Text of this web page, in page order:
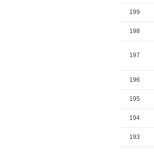
199
198
197
196
195
194
193